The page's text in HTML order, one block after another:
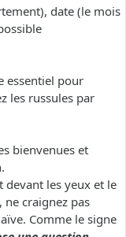
date (le mois
essentiel pour
les russules par
bienvenues et
devant les yeux et le
ne craignez pas
Comme le signe